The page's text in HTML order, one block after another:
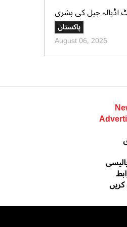
اڈیالہ جیل کی بشری
تنہائی اور امتیازی
کے الزامات کی تردید،
تحریری جواب جمع کرادیا
پاکستان
August 06, 2026